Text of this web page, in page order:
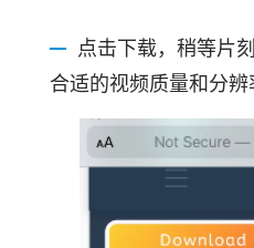
点击下载，稍等片
合适的视频质量和分辨